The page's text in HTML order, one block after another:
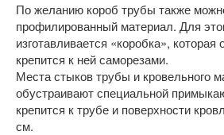
По желанию короб трубы также
профилированный материал. Для
изготавливается «коробка»,
крепится к ней саморезами.
Места стыков трубы и кровельного
обустраивают специальной
крепится к трубе и поверхности
см.